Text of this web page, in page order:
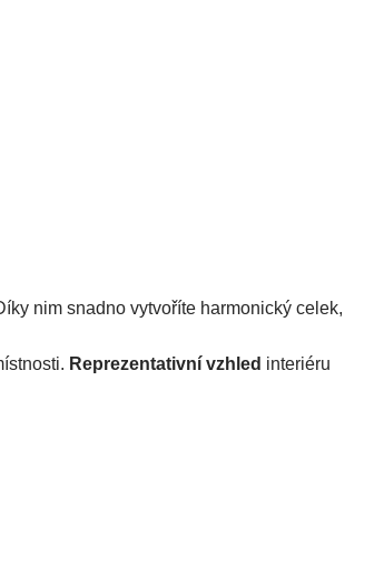
nim snadno vytvoříte harmonický celek,
Reprezentativní vzhled interiéru